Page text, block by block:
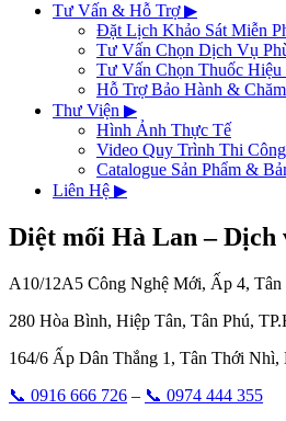
Tư Vấn & Hỗ Trợ▶
Đặt Lịch Khảo Sát Miễn
Tư Vấn Chọn Dịch Vụ
Tư Vấn Chọn Thuốc Hiệu
Hỗ Trợ Bảo Hành &
Thư Viện ▶
Hình Ảnh Thực Tế
Video Quy Trình Thi Công
Catalogue Sản Phẩm &
Liên Hệ ▶
Diệt mối Hà Lan – Dịch
A10/12A5 Công Nghệ Mới, Ấp 4,
280 Hòa Bình, Hiệp Tân, Tân Phú,
164/6 Ấp Dân Thắng 1, Tân Thới
📞 0916 666 726 – 📞 0974 444 355